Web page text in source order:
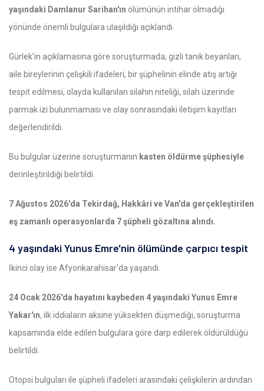
yaşındaki Damlanur Sarihan'ın ölümünün intihar olmadığı
yönünde önemli bulgulara ulaşıldığı açıklandı.
Gürlek’in açıklamasına göre soruşturmada; gizli tanık beyanları,
aile bireylerinin çelişkili ifadeleri, bir şüphelinin elinde atış artığı
tespit edilmesi, olayda kullanılan silahın niteliği, silah üzerinde
parmak izi bulunmaması ve olay sonrasındaki iletişim kayıtları
değerlendirildi.
Bu bulgular üzerine soruşturmanın kasten öldürme şüphesiyle
derinleştirildiği belirtildi.
7 Ağustos 2026'da Tekirdağ, Hakkâri ve Van'da gerçekleştirilen
eş zamanlı operasyonlarda 7 şüpheli gözaltına alındı.
4 yaşındaki Yunus Emre'nin ölümünde çarpıcı tespit
İkinci olay ise Afyonkarahisar'da yaşandı.
24 Ocak 2026'da hayatını kaybeden 4 yaşındaki Yunus Emre
Yakar'ın, ilk iddiaların aksine yüksekten düşmediği, soruşturma
kapsamında elde edilen bulgulara göre darp edilerek öldürüldüğü
belirtildi.
Otopsi bulguları ile şüpheli ifadeleri arasındaki çelişkilerin ardından